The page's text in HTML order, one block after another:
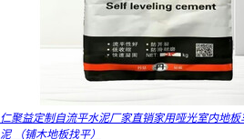
仁聚益定制自流平水泥厂家直销家用哑光室内地
泥 （铺木地板找平）